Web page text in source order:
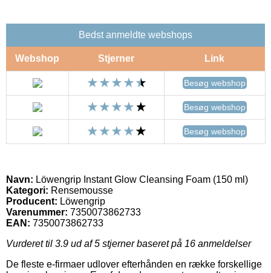
Bedst anmeldte webshops
Webshop Stjerner Link
Besøg webshop
Besøg webshop
Besøg webshop
Navn: Löwengrip Instant Glow Cleansing Foam (150 ml)
Kategori: Rensemousse
Producent: Löwengrip
Varenummer: 7350073862733
EAN: 7350073862733
Vurderet til 3.9 ud af 5 stjerner baseret på 16 anmeldelser
De fleste e-firmaer udlover efterhånden en række forskellige